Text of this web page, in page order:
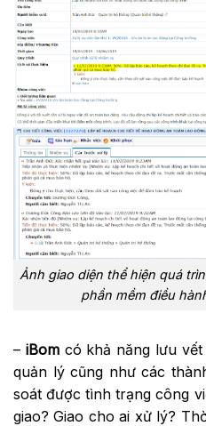
Ảnh giao diện thể hiện quá
phần mềm điều
– iBomcó khả năng lưu vết
quản lý cũng như các
soát được tình trạng công
giao? Giao cho ai xử lý?